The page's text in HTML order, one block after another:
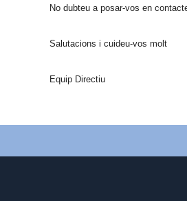
No dubteu a posar-vos en
Salutacions i cuideu-vos molt
Equip Directiu